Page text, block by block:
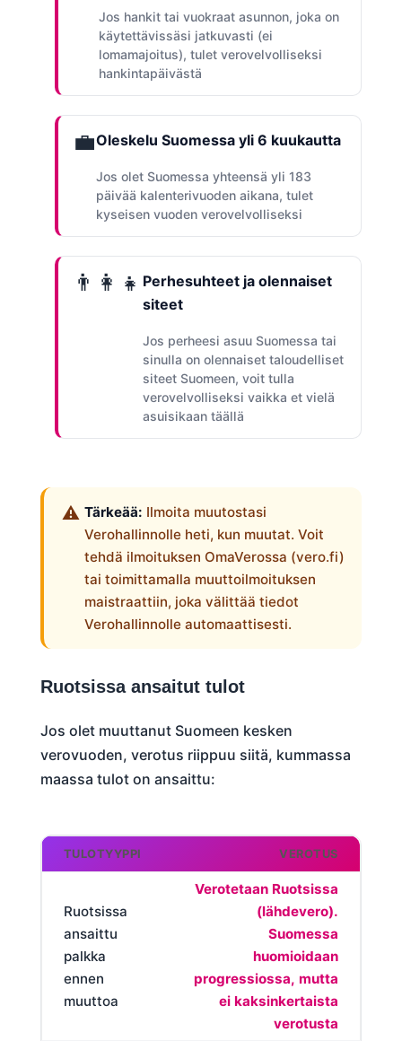
Jos hankit tai vuokraat asunnon, joka on
käytettävissäsi jatkuvasti (ei
lomamajoitus), tulet verovelvolliseksi
hankintapäivästä
💼Oleskelu Suomessa yli 6 kuukautta
Jos olet Suomessa yhteensä yli 183
päivää kalenterivuoden aikana, tulet
kyseisen vuoden verovelvolliseksi
👨‍👩‍👧 Perhesuhteet ja olennaiset
siteet
Jos perheesi asuu Suomessa tai
sinulla on olennaiset taloudelliset
siteet Suomeen, voit tulla
verovelvolliseksi vaikka et vielä
asuisikaan täällä
Tärkeää: Ilmoita muutostasi
Verohallinnolle heti, kun muutat. Voit
tehdä ilmoituksen OmaVerossa (vero.fi)
tai toimittamalla muuttoilmoituksen
maistraattiin, joka välittää tiedot
Verohallinnolle automaattisesti.
Ruotsissa ansaitut tulot
Jos olet muuttanut Suomeen kesken
verovuoden, verotus riippuu siitä, kummassa
maassa tulot on ansaittu:
TULOTYYPPI VEROTUS
Ruotsissa
ansaittu
palkka
ennen
muuttoa
Verotetaan Ruotsissa
(lähdevero).
Suomessa
huomioidaan
progressiossa, mutta
ei kaksinkertaista
verotusta